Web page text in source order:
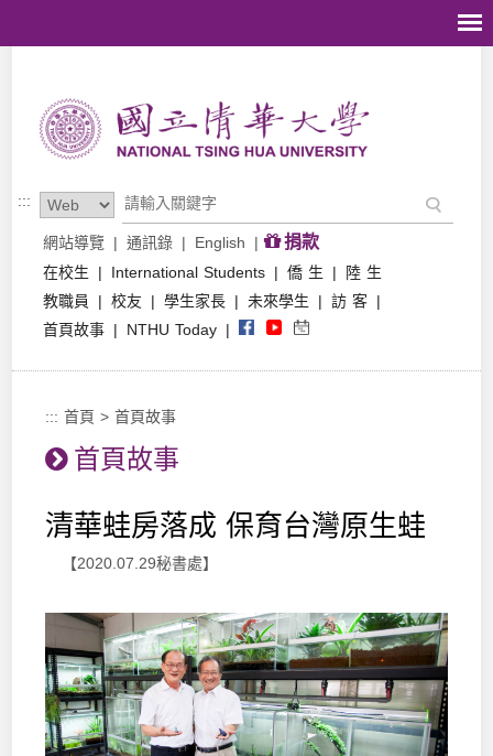
:::
網站導覽 | 通訊錄 | English | 捐款
在校生 | International Students | 僑 生 |
陸 生
教職員
| 校友 | 學生家長 | 未來學生 | 訪 客 |
首頁故事 | NTHU Today |
::: 首頁 >首頁故事
首頁故事
清華蛙房落成 保育台灣原生蛙
【2020.07.29秘書處】